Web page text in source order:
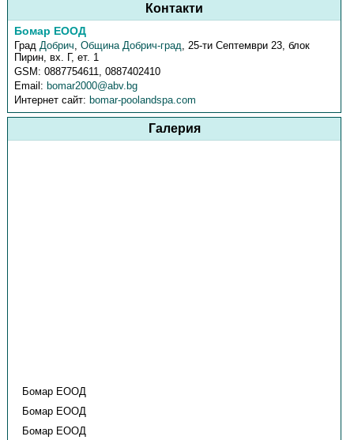
Контакти
Бомар ЕООД
ГрадДобрич,Община Добрич-град,25-ти Септември 23, блок
Пирин, вх. Г, ет. 1
GSM:0887754611, 0887402410
Email: bomar2000@abv.bg
Интернет сайт: bomar-poolandspa.com
Галерия
Бомар ЕООД
Бомар ЕООД
Бомар ЕООД